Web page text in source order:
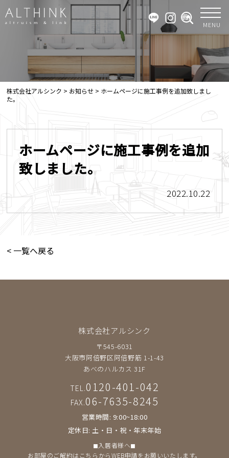
MENU
株式会社アルシンク > お知らせ > ホームページに施工事例を追加致しまし
た。
ホームページに施工事例を追加
致しました。
2022.10.22
< 一覧へ戻る
株式会社アルシンク
〒545-6031
大阪市阿倍野区阿倍野筋 1-1-43
あべのハルカス 31F
TEL.0120-401-042
FAX.06-7635-8245
営業時間: 9:00~18:00
定休日: 土・日・祝・年末年始
◼︎入居者様へ◼︎
お部屋のご解約は こちら からWEB申請をお願いいたします。